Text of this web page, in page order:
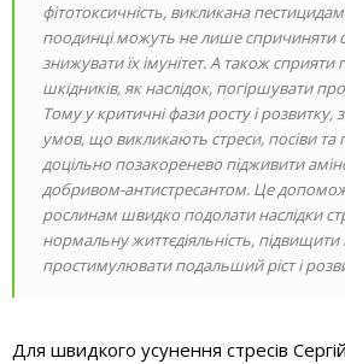
фітотоксичність, викликана
поодинці можуть не лише спричиняти
знижувати їх імунітет. А також сприяти
шкідників, як наслідок, погіршувати
Тому у критичні фази росту і розвитку,
умов, що викликають стреси, посіви та
доцільно позакоренево підживити
добривом-антистресантом. Це
рослинам швидко подолати наслідки
нормальну життєдіяльність, підвищити
простимулювати подальший ріст і
Для швидкого усунення стресів